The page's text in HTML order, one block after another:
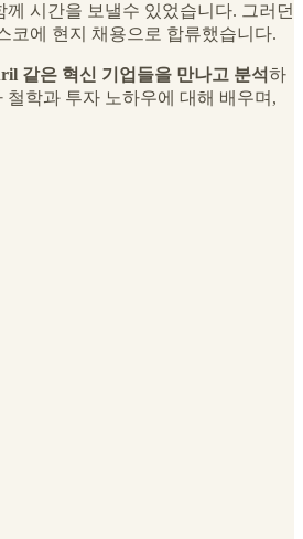
시간을 보낼수 있었습니다. 그러던
코에 현지 채용으로 합류했습니다.
같은 혁신 기업들을 만나고 분석하
철학과 투자 노하우에 대해 배우며,